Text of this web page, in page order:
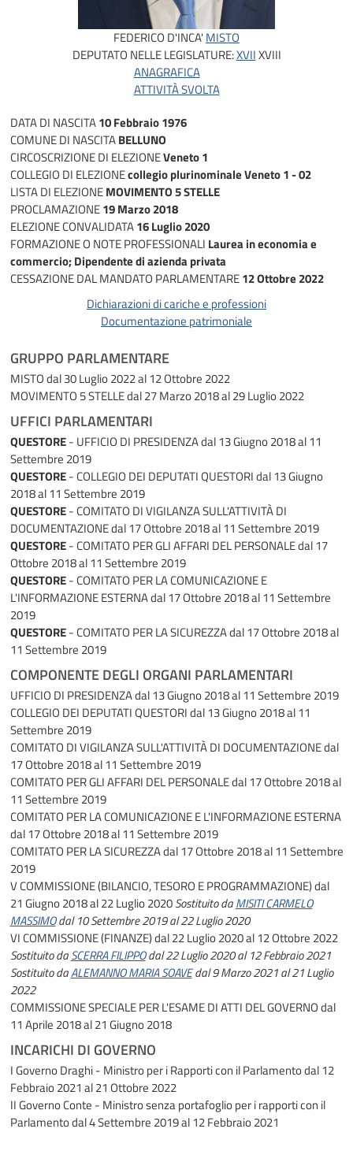
FEDERICO D'INCA' MISTO
DEPUTATO NELLE LEGISLATURE:XVIIXVIII
ANAGRAFICA
ATTIVITÀ SVOLTA
DATA DI NASCITA10 Febbraio 1976
COMUNE DI NASCITABELLUNO
CIRCOSCRIZIONE DI ELEZIONEVeneto 1
COLLEGIO DI ELEZIONEcollegio plurinominale Veneto 1 - 02
LISTA DI ELEZIONEMOVIMENTO 5 STELLE
PROCLAMAZIONE19 Marzo 2018
ELEZIONE CONVALIDATA16 Luglio 2020
FORMAZIONE O NOTE PROFESSIONALI Laurea in economia e
commercio; Dipendente di azienda privata
CESSAZIONE DAL MANDATO PARLAMENTARE12 Ottobre 2022
Dichiarazioni di cariche e professioni
Documentazione patrimoniale
GRUPPO PARLAMENTARE
MISTOdal 30 Luglio 2022 al 12 Ottobre 2022
MOVIMENTO 5 STELLEdal 27 Marzo 2018 al 29 Luglio 2022
UFFICI PARLAMENTARI
QUESTORE- UFFICIO DI PRESIDENZAdal 13 Giugno 2018 al 11
Settembre 2019
QUESTORE- COLLEGIO DEI DEPUTATI QUESTORIdal 13 Giugno
2018 al 11 Settembre 2019
QUESTORE- COMITATO DI VIGILANZA SULL'ATTIVITÀ DI
DOCUMENTAZIONEdal 17 Ottobre 2018 al 11 Settembre 2019
QUESTORE- COMITATO PER GLI AFFARI DEL PERSONALEdal 17
Ottobre 2018 al 11 Settembre 2019
QUESTORE- COMITATO PER LA COMUNICAZIONE E
L'INFORMAZIONE ESTERNAdal 17 Ottobre 2018 al 11 Settembre
2019
QUESTORE- COMITATO PER LA SICUREZZAdal 17 Ottobre 2018 al
11 Settembre 2019
COMPONENTE DEGLI ORGANI PARLAMENTARI
UFFICIO DI PRESIDENZAdal 13 Giugno 2018 al 11 Settembre 2019
COLLEGIO DEI DEPUTATI QUESTORIdal 13 Giugno 2018 al 11
Settembre 2019
COMITATO DI VIGILANZA SULL'ATTIVITÀ DI DOCUMENTAZIONEdal
17 Ottobre 2018 al 11 Settembre 2019
COMITATO PER GLI AFFARI DEL PERSONALEdal 17 Ottobre 2018 al
11 Settembre 2019
COMITATO PER LA COMUNICAZIONE E L'INFORMAZIONE ESTERNA
dal 17 Ottobre 2018 al 11 Settembre 2019
COMITATO PER LA SICUREZZAdal 17 Ottobre 2018 al 11 Settembre
2019
V COMMISSIONE (BILANCIO, TESORO E PROGRAMMAZIONE)dal
21 Giugno 2018 al 22 Luglio 2020Sostituito daMISITI CARMELO
MASSIMOdal 10 Settembre 2019 al 22 Luglio 2020
VI COMMISSIONE (FINANZE)dal 22 Luglio 2020 al 12 Ottobre 2022
Sostituito daSCERRA FILIPPOdal 22 Luglio 2020 al 12 Febbraio 2021
Sostituito daALEMANNO MARIA SOAVEdal 9 Marzo 2021 al 21 Luglio
2022
COMMISSIONE SPECIALE PER L'ESAME DI ATTI DEL GOVERNOdal
11 Aprile 2018 al 21 Giugno 2018
INCARICHI DI GOVERNO
I Governo Draghi - Ministro per i Rapporti con il Parlamentodal 12
Febbraio 2021 al 21 Ottobre 2022
II Governo Conte - Ministro senza portafoglio per i rapporti con il
Parlamentodal 4 Settembre 2019 al 12 Febbraio 2021